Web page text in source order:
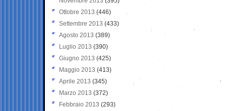
Ottobre 2013 (446)
Settembre 2013 (433)
Agosto 2013 (389)
Luglio 2013 (390)
Giugno 2013 (425)
Maggio 2013 (413)
Aprile 2013 (345)
Marzo 2013 (372)
Febbraio 2013 (293)